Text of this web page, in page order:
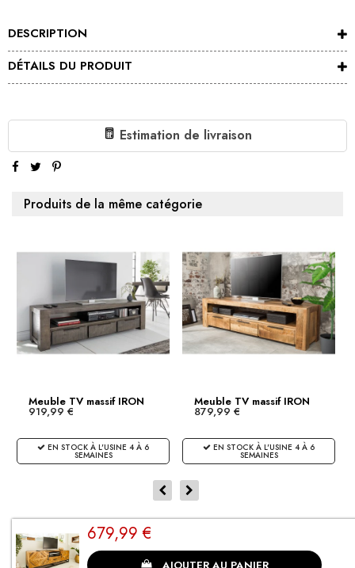
DESCRIPTION
DÉTAILS DU PRODUIT
Estimation de livraison
Produits de la même catégorie
Meuble TV massif IRON
CRAFT...
919,99 €
EN STOCK À L'USINE 4 À 6
SEMAINES
Meuble TV massif IRON
CRAFT...
879,99 €
EN STOCK À L'USINE 4 À 6
SEMAINES
679,99 €
CLIENTS SATISFAITS